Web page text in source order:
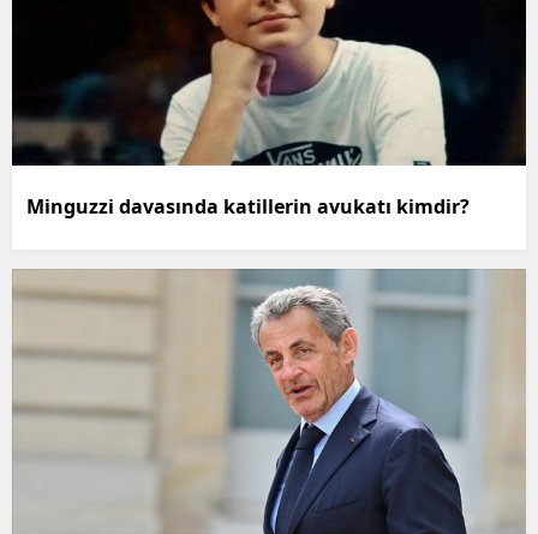
Minguzzi davasında katillerin avukatı kimdir?